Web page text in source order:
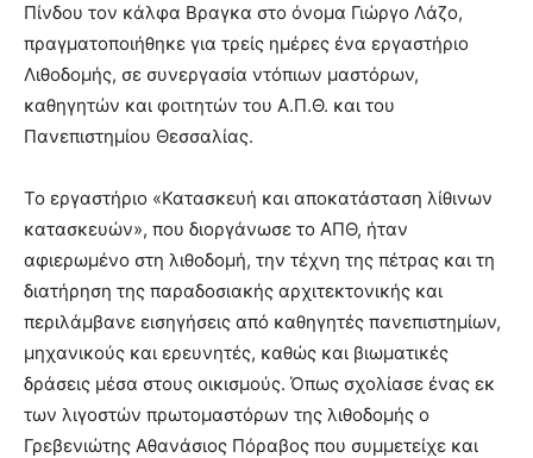
Πίνδου τον κάλφα Βραγκα στο όνομα Γιώργο Λάζο,
πραγματοποιήθηκε για τρείς ημέρες ένα εργαστήριο
Λιθοδομής, σε συνεργασία ντόπιων μαστόρων,
καθηγητών και φοιτητών του Α.Π.Θ. και του
Πανεπιστημίου Θεσσαλίας.
Το εργαστήριο «Κατασκευή και αποκατάσταση λίθινων
κατασκευών», που διοργάνωσε το ΑΠΘ, ήταν
αφιερωμένο στη λιθοδομή, την τέχνη της πέτρας και τη
διατήρηση της παραδοσιακής αρχιτεκτονικής και
περιλάμβανε εισηγήσεις από καθηγητές πανεπιστημίων,
μηχανικούς και ερευνητές, καθώς και βιωματικές
δράσεις μέσα στους οικισμούς. Όπως σχολίασε ένας εκ
των λιγοστών πρωτομαστόρων της λιθοδομής ο
Γρεβενιώτης Αθανάσιος Πόραβος που συμμετείχε και